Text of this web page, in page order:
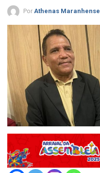
Por Athenas Maranhense